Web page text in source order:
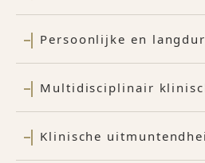
Persoonlijke en
Multidisciplinair
Klinische